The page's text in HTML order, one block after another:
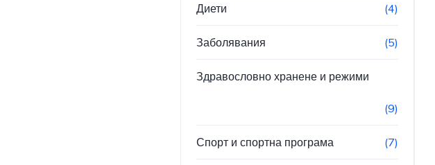
Диети (4)
Заболявания (5)
Здравословно хранене и режими
(9)
Спорт и спортна програма (7)